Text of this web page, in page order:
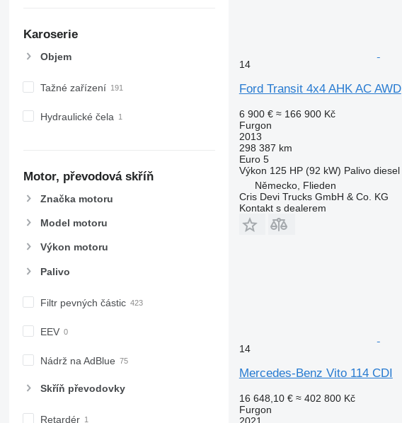
Karoserie
Objem
Tažné zařízení
Hydraulické čela
Motor, převodová skříň
Značka motoru
Model motoru
Výkon motoru
Palivo
Filtr pevných částic
EEV
Nádrž na AdBlue
Skříň převodovky
Retardér
14
Ford Transit 4x4 AHK AC AWD
6 900 € ≈ 166 900 Kč
Furgon
2013
298 387 km
Euro 5
Výkon 125 HP (92 kW) Palivo diesel
Německo, Flieden
Cris Devi Trucks GmbH & Co. KG
Kontakt s dealerem
14
Mercedes-Benz Vito 114 CDI
16 648,10 € ≈ 402 800 Kč
Furgon
2021